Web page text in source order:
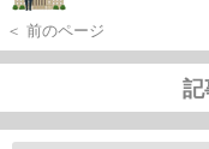
＜ 前のページ
記